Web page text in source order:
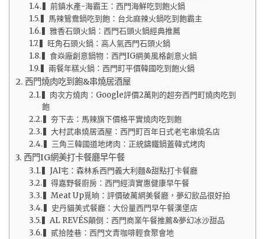
▍前鎮水產-海霸王：西門海鮮吃到飽火鍋
▍馬辣鴛鴦鍋吃到飽：台北麻辣火鍋吃到飽霸主
▍雅香石頭火鍋：西門石頭火鍋經典推薦
▍旺角石頭火鍋：高人氣西門石頭火鍋
▍食焱廠創意鍋物：西門IG網美風格創意火鍋
▍兩餐年糕火鍋：西門町平價韓國吃到飽火鍋
西門燒肉吃到飽&串燒居酒屋
▍肉次方燒肉：Google評價2萬則的超夯西門町燒肉吃到
飽
▍夯下去：馬辣旗下價格平實燒肉吃到飽
▍大村武串燒居酒屋：西門町百年日式老宅串燒名店
▍三角三韓國道地烤肉：正統鑄鐵鍋蓋韓式烤肉
西門IG網美打卡餐廳早午餐
▍JAI宅：森林系西門義大利麵&甜點打卡餐廳
▍得嘉野餐廚房：西門經濟實惠健康早午餐
▍Meat Up覓晌：評價破萬網美餐廳，夢幻飲品很好拍
▍史丹貓美式餐廳：大份量西門早午餐漢堡店
▍AL REVÉS顛倒：西門商業午餐推薦&夢幻冰沙甜品
▍貳拾陸巷：西門文青咖啡輕食聚會地